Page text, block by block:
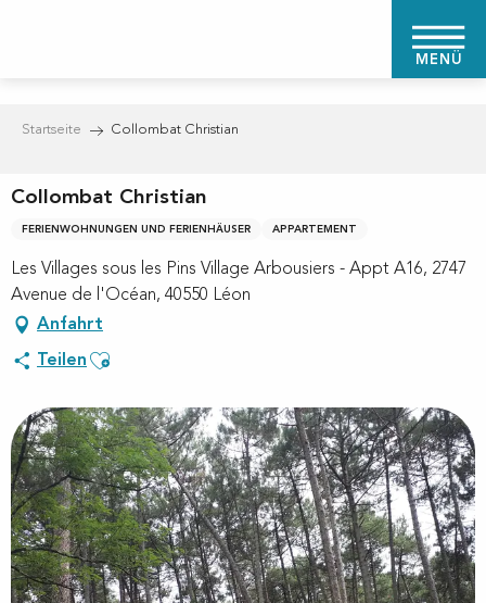
MENÜ
Startseite Collombat Christian
Collombat Christian
FERIENWOHNUNGEN UND FERIENHÄUSER APPARTEMENT
Les Villages sous les Pins Village Arbousiers - Appt A16, 2747
Avenue de l'Océan, 40550 Léon
Anfahrt
Teilen Ajouter aux favoris